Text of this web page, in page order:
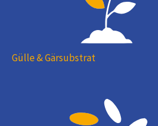
Gülle & Gärsubstrat